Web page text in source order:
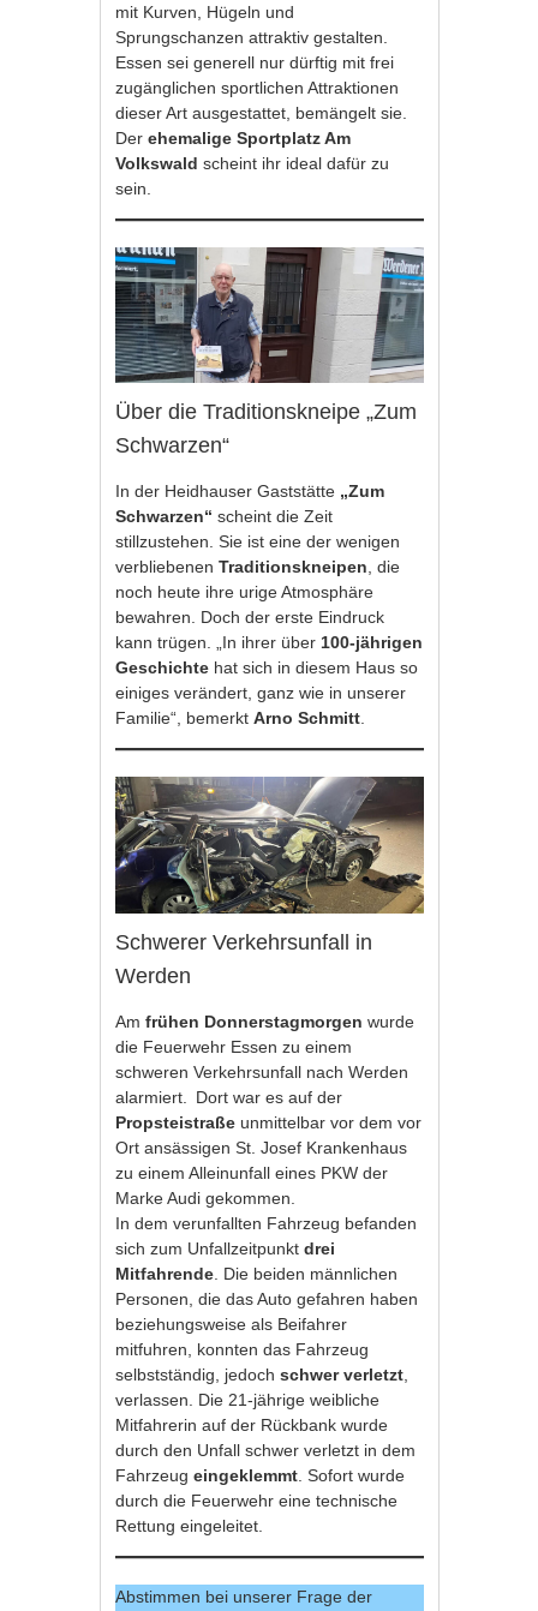
mit Kurven, Hügeln und
Sprungschanzen attraktiv gestalten.
Essen sei generell nur dürftig mit frei
zugänglichen sportlichen Attraktionen
dieser Art ausgestattet, bemängelt sie.
Derehemalige Sportplatz Am
Volkswald scheint ihr ideal dafür zu
sein.
Über die Traditionskneipe „Zum
Schwarzen“
In der Heidhauser Gaststätte „Zum
Schwarzen“scheint die Zeit
stillzustehen. Sie ist eine der wenigen
verbliebenenTraditionskneipen, die
noch heute ihre urige Atmosphäre
bewahren. Doch der erste Eindruck
kann trügen. „In ihrer über100-jährigen
Geschichte hat sich in diesem Haus so
einiges verändert, ganz wie in unserer
Familie“, bemerktArno Schmitt.
Schwerer Verkehrsunfall in
Werden
Amfrühen Donnerstagmorgen wurde
die Feuerwehr Essen zu einem
schweren Verkehrsunfall nach Werden
alarmiert. Dort war es auf der
Propsteistraße unmittelbar vor dem vor
Ort ansässigen St. Josef Krankenhaus
zu einem Alleinunfall eines PKW der
Marke Audi gekommen.
In dem verunfallten Fahrzeug befanden
sich zum Unfallzeitpunktdrei
Mitfahrende . Die beiden männlichen
Personen, die das Auto gefahren haben
beziehungsweise als Beifahrer
mitfuhren, konnten das Fahrzeug
selbstständig, jedochschwer verletzt
verlassen. Die 21-jährige weibliche
Mitfahrerin auf der Rückbank wurde
durch den Unfall schwer verletzt in dem
Fahrzeugeingeklemmt . Sofort wurde
durch die Feuerwehr eine technische
Rettung eingeleitet.
Abstimmen bei unserer Frage der